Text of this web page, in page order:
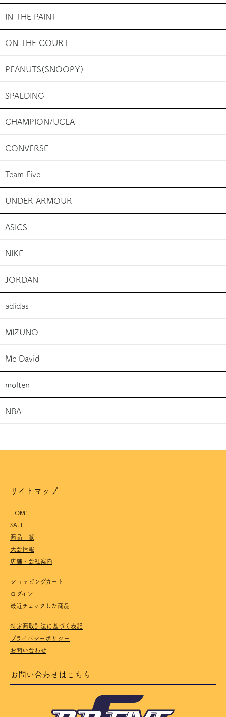
IN THE PAINT
ON THE COURT
PEANUTS(SNOOPY)
SPALDING
CHAMPION/UCLA
CONVERSE
Team Five
UNDER ARMOUR
ASICS
NIKE
JORDAN
adidas
MIZUNO
Mc David
molten
NBA
サイトマップ
HOME
SALE
商品一覧
大会情報
店舗・会社案内
ショッピングカート
ログイン
最近チェックした商品
特定商取引法に基づく表記
プライバシーポリシー
お問い合わせ
お問い合わせはこちら